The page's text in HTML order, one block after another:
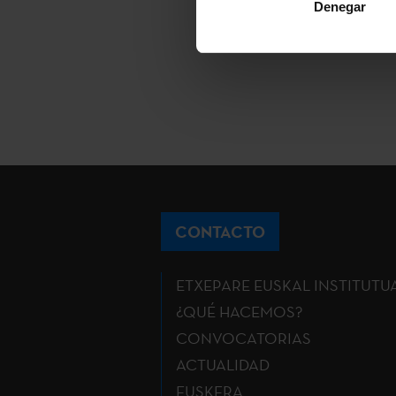
Denegar
CONTACTO
ETXEPARE EUSKAL
¿QUÉ HACEMOS?
CONVOCATORIAS
ACTUALIDAD
EUSKERA